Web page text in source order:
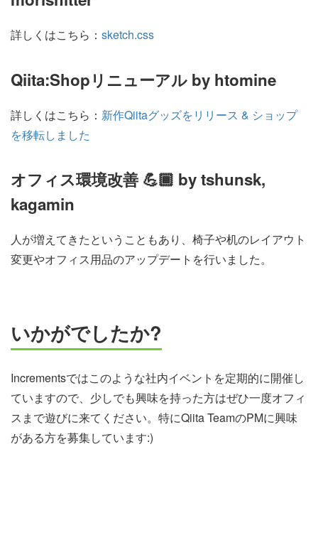
詳しくはこちら： sketch.css
Qiita:Shopリニューアル by htomine
詳しくはこちら： 新作Qiitaグッズをリリース & ショップ
を移転しました
オフィス環境改善 💪🏾 by tshunsk,
kagamin
人が増えてきたということもあり、椅子や机のレイアウト
変更やオフィス用品のアップデートを行いました。
いかがでしたか?
Incrementsではこのような社内イベントを定期的に開催し
ていますので、少しでも興味を持った方はぜひ一度オフィ
スまで遊びに来てください。特にQiita TeamのPMに興味
がある方を募集しています:)